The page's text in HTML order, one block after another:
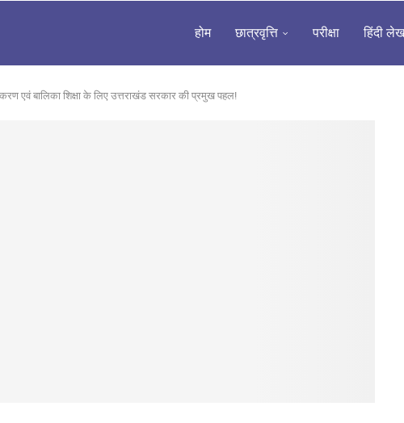
होम छात्रवृत्ति परीक्षा हिंदी लेख
एवं बालिका शिक्षा के लिए उत्तराखंड सरकार की प्रमुख पहल!